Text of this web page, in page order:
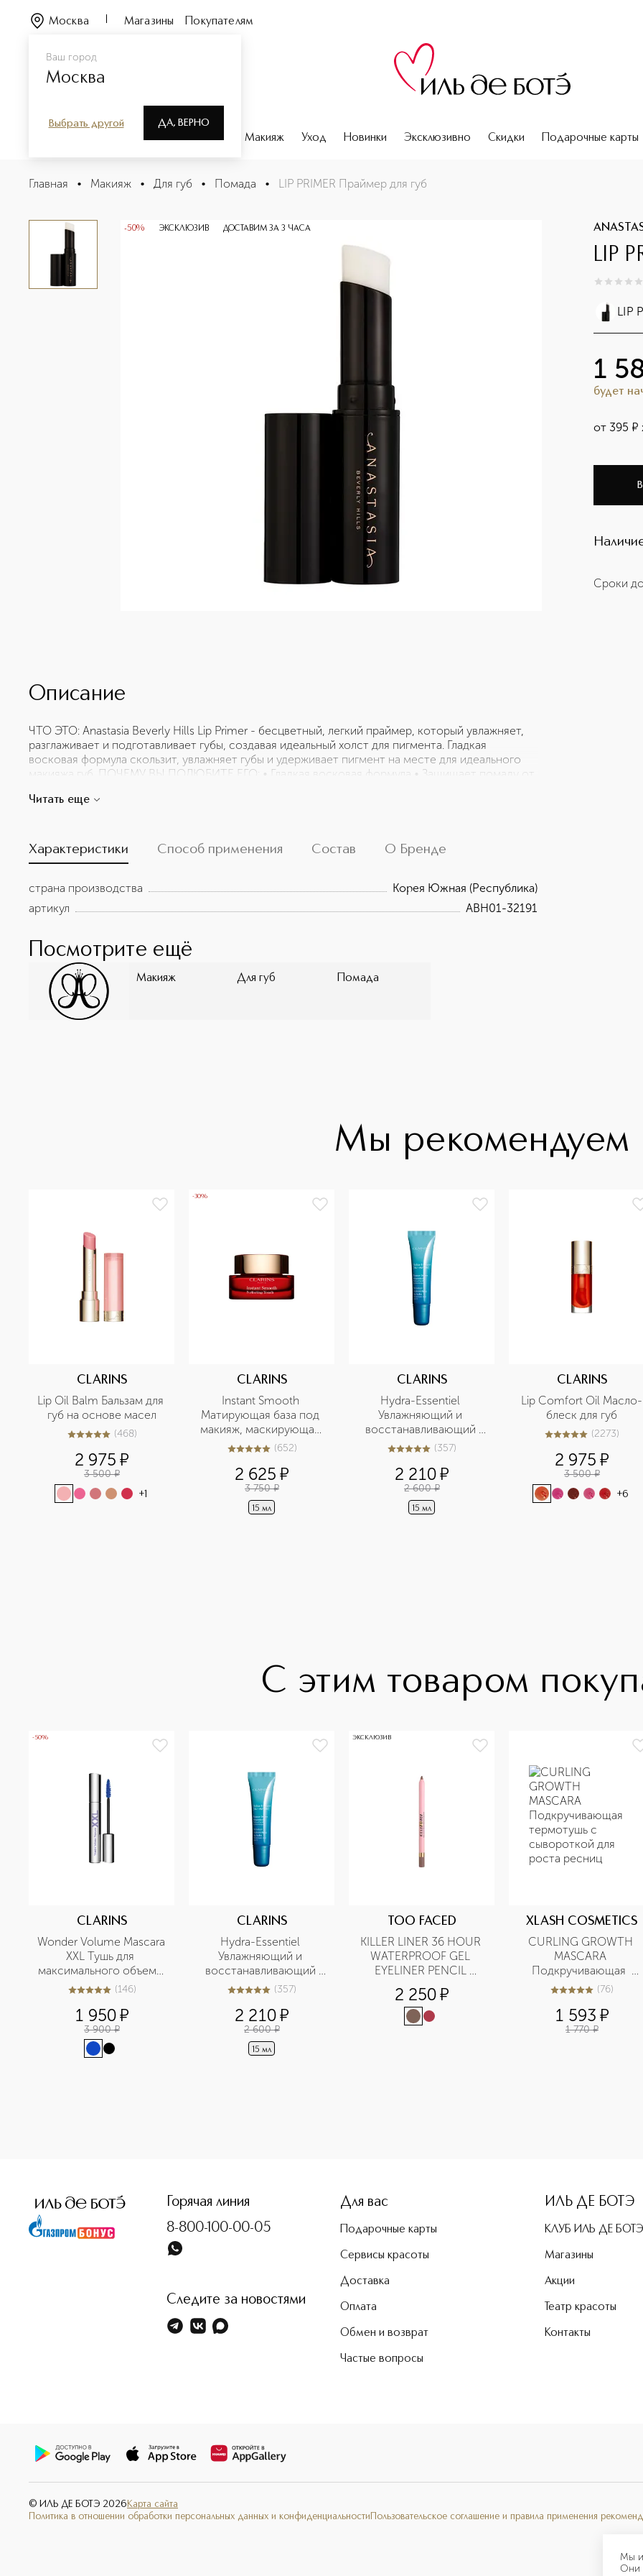
Мы
Они
Ваш город
Москва
Выбрать другой ДА, ВЕРНО
Москва Магазины Покупателям
Парфюмерия Макияж Уход Новинки Эксклюзивно Скидки Подарочные карты
LIP PRIMER Праймер для губ
Описание
Главная • Макияж • Для губ • Помада • LIP PRIMER Праймер для губ
-50% ЭКСКЛЮЗИВ ДОСТАВИМ ЗА 3 ЧАСА
LIP
0из 0
LIP
1
будет
от 395 ¤
Сроки
Описание
ЧТО ЭТО: Anastasia Beverly Hills Lip Primer - бесцветный, легкий праймер, который увлажняет,
разглаживает и подготавливает губы, создавая идеальный холст для пигмента. Гладкая
восковая формула скользит, увлажняет губы и удерживает пигмент на месте для идеального
макияжа губ. ПОЧЕМУ ВЫ ПОЛЮБИТЕ ЕГО: • Гладкая восковая формула • Защищает помаду от
Lipstick • Создает увлажняющую прослойку между губами и матовой помадой, чтобы
Читать еще
Характеристики Способ применения Состав О Бренде
страна производства
Корея Южная (Республика)
артикул
ABH01-32191
Посмотрите ещё
Макияж Для губ Помада
Мы рекомендуем
CLARINS
Lip Oil Balm Бальзам для
губ на основе масел
4.9из5468 (468)
2 975 ¤
3 500 ¤
+1
-30%
CLARINS
Instant Smooth
Матирующая база под
макияж, маскирующая
морщины
5из 5652 (652)
2 625 ¤
3 750 ¤
15 мл
CLARINS
Hydra-Essentiel
Увлажняющий и
восстанавливающий
бальзам для губ
5из 5357 (357)
2 210¤
2 600 ¤
15 мл
CLARINS
Lip Comfort Oil Масло-
блеск для губ
5из 52273 (2273)
2 975 ¤
3 500 ¤
+6
С этим товаром
-50%
CLARINS
Wonder Volume Mascara
XXL Тушь для
максимального объема
ресниц
4.9из5146 (146)
1 950¤
3 900 ¤
CLARINS
Hydra-Essentiel
Увлажняющий и
восстанавливающий
бальзам для губ
5из 5357 (357)
2 210¤
2 600 ¤
15 мл
ЭКСКЛЮЗИВ
TOO FACED
KILLER LINER 36 HOUR
WATERPROOF GEL
EYELINER PENCIL
Гелевый карандаш для
глаз водостойкий
2 250¤
XLASH COSMETICS
CURLING GROWTH
MASCARA
Подкручивающая
термотушь с
ресниц
4.9из576 (76)
1 593 ¤
1 770 ¤
Горячая линия
8-800-100-00-05
Следите за новостями
Для вас
Подарочные карты
Сервисы красоты
Доставка
Оплата
Обмен и возврат
Частые вопросы
ИЛЬ ДЕ БОТЭ
КЛУБ ИЛЬ ДЕ БОТЭ
Магазины
Акции
Театр красоты
Контакты
© ИЛЬ ДЕ БОТЭ 2026 Карта сайта
Политика в отношении обработки персональных данных и конфиденциальности Пользовательское соглашение и правила применения